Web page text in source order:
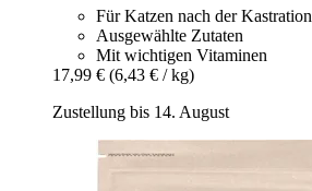
Für Katzen nach der Kastration
Ausgewählte Zutaten
Mit wichtigen Vitaminen
17,99 € (6,43 € / kg)
Zustellung bis 14. August